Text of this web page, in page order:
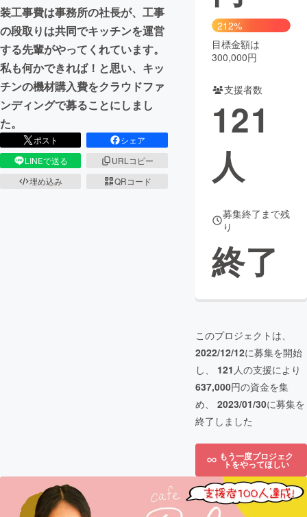
CAMPFIRE for Social Good
CAMPFIRE Creation
CAMPFIREふるさと納税 machi-ya コミュニティ
装工事費は事務所の社長が、工事
の段取りは共同でキッチンを運営
する先輩がやってくれています。
私も何かできれば！と思い、キッ
チンの機材購入費をクラウドファ
ンディングで募ることにしまし
た。
ポスト
シェア
LINEで送る
URLコピー
埋め込み
QRコード
212%
目標金額は
300,000円
支援者数
121
人
募集終了まで残
り
終了
このプロジェクトは、
2022/12/12に募集を開始
し、 121 人の支援により
637,000円の資金を集
め、 2023/01/30に募集を
終了しました
もう一度プロジェク
トをやってほしい